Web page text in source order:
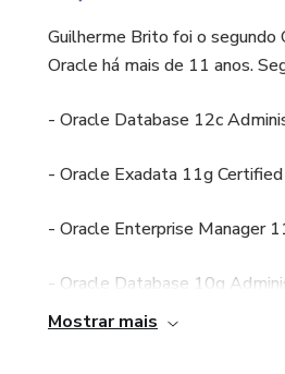
Guilherme Brito foi o
Oracle há mais de 11 anos.
- Oracle Database 12c
- Oracle Exadata 11g
- Oracle Enterprise Manager
- Oracle Database 10g
Mostrar mais